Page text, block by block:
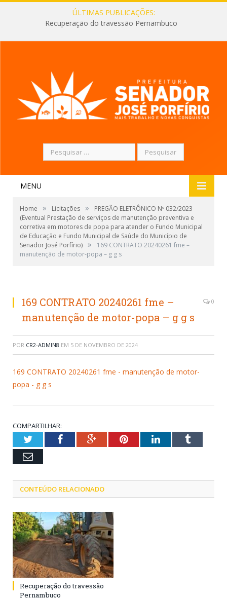
ÚLTIMAS PUBLICAÇÕES:
Recuperação do travessão Pernambuco
Pesquisar
por:
MENU
Home » Licitações »
PREGÃO ELETRÔNICO Nº 032/2023
(Eventual Prestação de serviços de manutenção preventiva e
corretiva em motores de popa para atender o Fundo Municipal
de Educação e Fundo Municipal de Saúde do Município de
Senador José Porfírio) »
169 CONTRATO 20240261 fme –
manutenção de motor-popa – g g s
169 CONTRATO 20240261 fme –
manutenção de motor-popa – g g s
0
POR CR2-ADMIN8 EM 5 DE NOVEMBRO DE 2024
169 CONTRATO 20240261 fme - manutenção de motor-
popa - g g s
COMPARTILHAR:
TwitterFacebookGoogle+PinterestLinkedInTumblr
Email
CONTEÚDO RELACIONADO
Recuperação do travessão
Pernambuco